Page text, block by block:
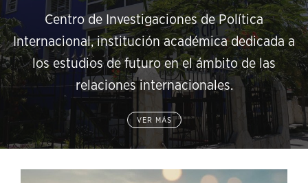
Centro de Investigaciones de Política
Internacional, institución académica dedicada a
los estudios de futuro en el ámbito de las
relaciones internacionales.
VER MÁS